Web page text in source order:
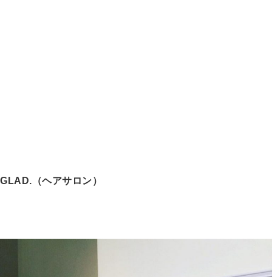
GLAD.（ヘアサロン）